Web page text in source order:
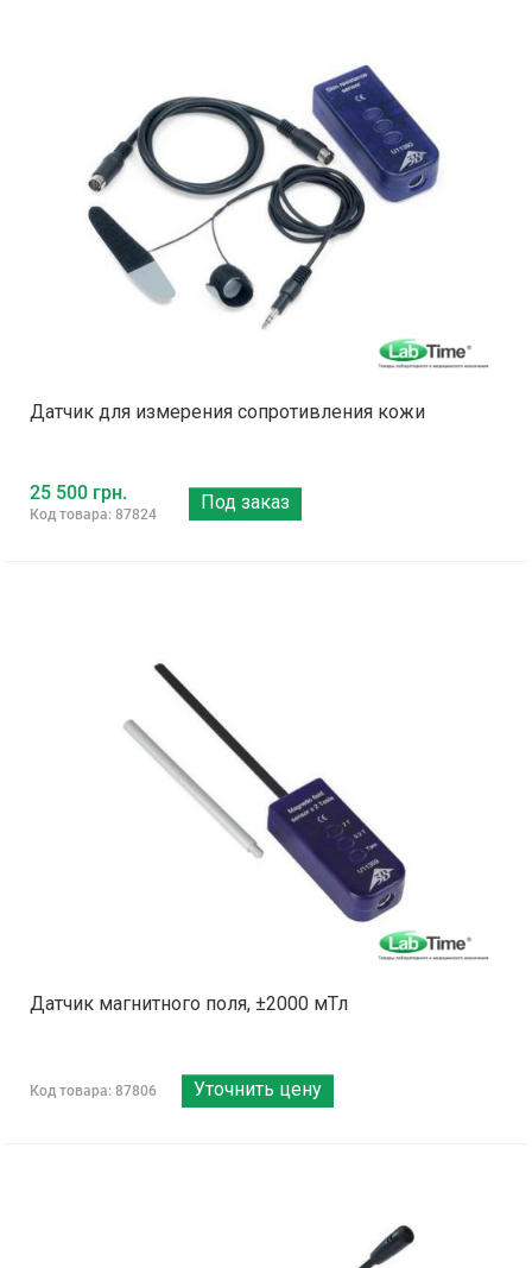
Датчик для измерения сопротивления кожи
25 500 грн.
Код товара: 87824
Под заказ
Датчик магнитного поля, ±2000 мТл
Код товара: 87806 Уточнить цену